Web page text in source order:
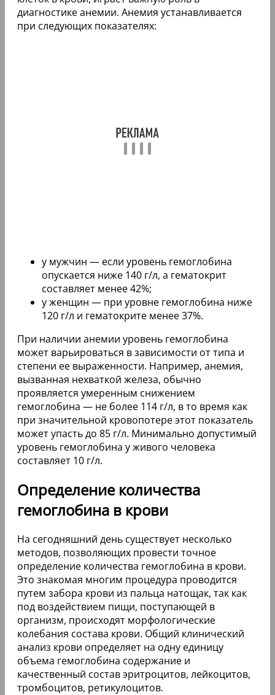
диагностике анемии. Анемия устанавливается
при следующих показателях:
у мужчин — если уровень гемоглобина
опускается ниже 140 г/л, а гематокрит
составляет менее 42%;
у женщин — при уровне гемоглобина ниже
120 г/л и гематокрите менее 37%.
При наличии анемии уровень гемоглобина
может варьироваться в зависимости от типа и
степени ее выраженности. Например, анемия,
вызванная нехваткой железа, обычно
проявляется умеренным снижением
гемоглобина — не более 114 г/л, в то время как
при значительной кровопотере этот показатель
может упасть до 85 г/л. Минимально допустимый
уровень гемоглобина у живого человека
составляет 10 г/л.
Определение количества
гемоглобина в крови
На сегодняшний день существует несколько
методов, позволяющих провести точное
определение количества гемоглобина в крови.
Это знакомая многим процедура проводится
путем забора крови из пальца натощак, так как
под воздействием пищи, поступающей в
организм, происходят морфологические
колебания состава крови. Общий клинический
анализ крови определяет на одну единицу
объема гемоглобина содержание и
качественный состав эритроцитов, лейкоцитов,
тромбоцитов, ретикулоцитов.